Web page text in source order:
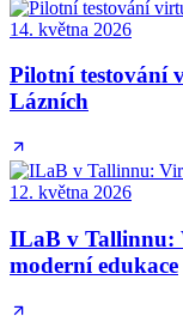
14. května 2026
Pilotní testování
Lázních
12. května 2026
ILaB v Tallinnu:
moderní edukace